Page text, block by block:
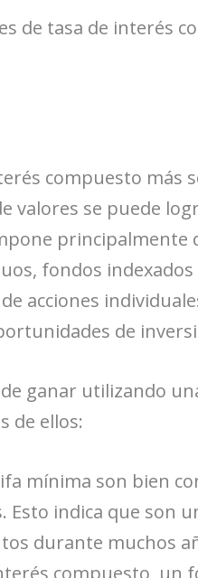
de tasa de interés
compuesto más
valores se puede
principalmente
fondos
acciones
de
ganar utilizando
de ellos:
mínima son bien
Esto indica que son
durante muchos